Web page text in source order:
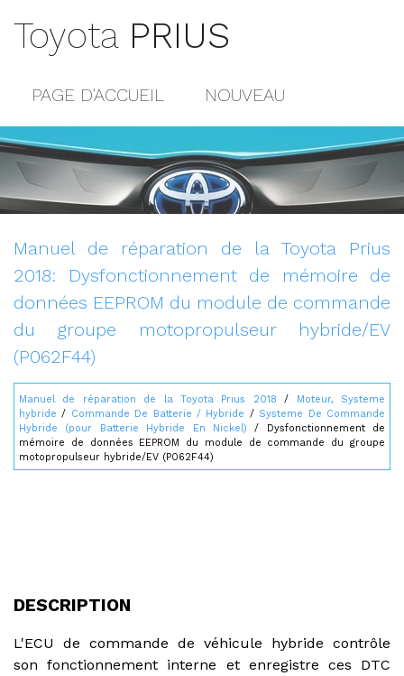
Toyota PRIUS
PAGE D'ACCUEIL NOUVEAU
POPULAIRE
CONTACTS
Manuel de réparation de la Toyota Prius
2018: Dysfonctionnement de mémoire de
données EEPROM du module de commande
du groupe motopropulseur hybride/EV
(P062F44)
Manuel de réparation de la Toyota Prius 2018 /
Moteur, Systeme
hybride / Commande De Batterie / Hybride / Systeme De Commande
Hybride (pour Batterie Hybride En Nickel) / Dysfonctionnement de
mémoire de données EEPROM du module de commande du groupe
motopropulseur hybride/EV (P062F44)
DESCRIPTION
L'ECU de commande de véhicule hybride contrôle
son fonctionnement interne et enregistre ces DTC